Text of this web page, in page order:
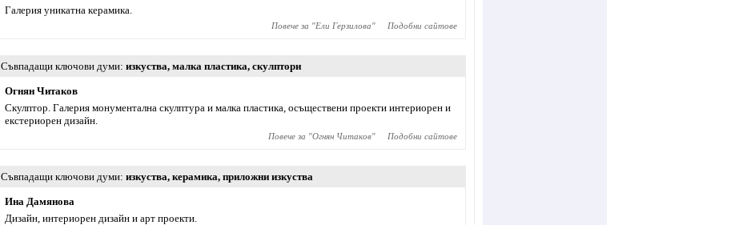
Галерия уникатна керамика.
Повече за "Ели Герзилова" Подобни сайтове
Съвпадащи ключови думи изкуства, малка пластика, скулптори
Огнян Читаков
Скулптор. Галерия монументална скулптура и малка пластика, осъществени проекти интериорен и
екстериорен дизайн.
Повече за "Огнян Читаков" Подобни сайтове
Съвпадащи ключови думи изкуства, керамика, приложни изкуства
Ина Дамянова
Дизайн, интериорен дизайн и арт проекти.